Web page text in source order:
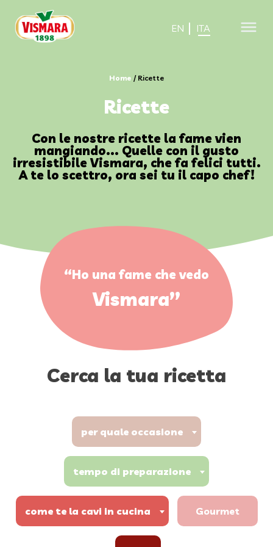
EN ITA
Home / Ricette
Ricette
Con le nostre ricette la fame vien
mangiando... Quelle con il gusto
irresistibile Vismara, che fa felici tutti.
A te lo scettro, ora sei tu il capo chef!
“Ho una fame che vedo
Vismara”
Cerca la tua ricetta
per quale occasione
tempo di preparazione
come te la cavi in cucina Gourmet